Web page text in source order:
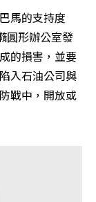
馬的支持度
圓形辦公室發
的損害，並要
入石油公司與
戰中，開放或